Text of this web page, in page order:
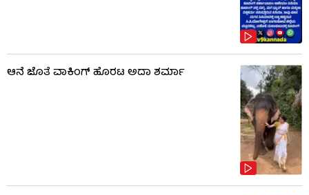
ಆನೆ ಜೊತೆ ವಾಕಿಂಗ್ ಹೊರಟ ಅದಾ ಶರ್ಮಾ